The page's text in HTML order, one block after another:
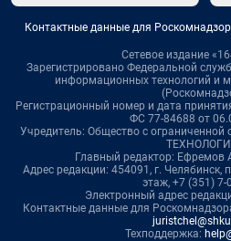
Контактные данные для
Сетевое издание
Зарегистрировано Федеральной
информационных технологий и
Регистрационный номер и дата
ФС 77-84688 от
Учредитель: Общество с
Главный редактор: Ефремов
Адрес редакции: 454091, г. Челябинск,
этаж, +7 (351) 7-
Электронный адрес
Контактные данные для
Техподдержка: